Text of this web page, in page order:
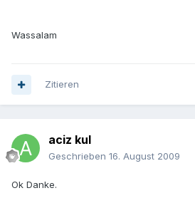
Wassalam
Zitieren
aciz kul
Geschrieben 16. August 2009
Ok Danke.